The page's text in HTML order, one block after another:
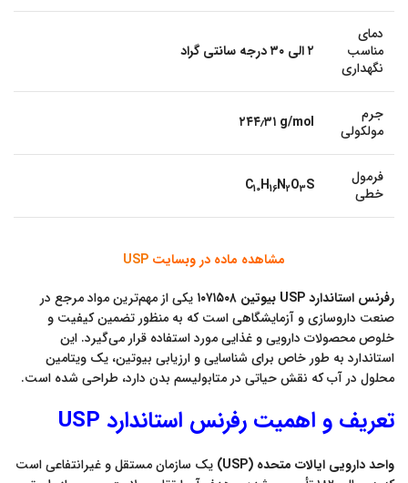
دمای
مناسب
نگهداری
۲ الی ۳۰ درجه سانتی گراد
جرم
مولکولی
۲۴۴٫۳۱ g/mol
فرمول
خطی
C10H16N2O3S
مشاهده ماده در وبسایت USP
رفرنس استاندارد USP بیوتین ۱۰۷۱۵۰۸
یکی از مهم‌ترین مواد مرجع در
صنعت داروسازی و آزمایشگاهی است که به منظور تضمین کیفیت و
خلوص محصولات دارویی و غذایی مورد استفاده قرار می‌گیرد. این
استاندارد به طور خاص برای شناسایی و ارزیابی بیوتین، یک ویتامین
محلول در آب که نقش حیاتی در متابولیسم بدن دارد، طراحی شده است.
تعریف و اهمیت رفرنس استاندارد USP
واحد دارویی ایالات متحده (USP)
یک سازمان مستقل و غیرانتفاعی است